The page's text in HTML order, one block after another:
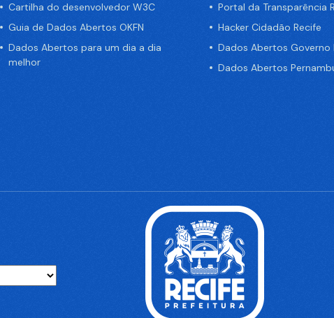
Cartilha do desenvolvedor W3C
Guia de Dados Abertos OKFN
Dados Abertos para um dia a dia
melhor
Portal da Transparência
Hacker Cidadão Recife
Dados Abertos Governo
Dados Abertos